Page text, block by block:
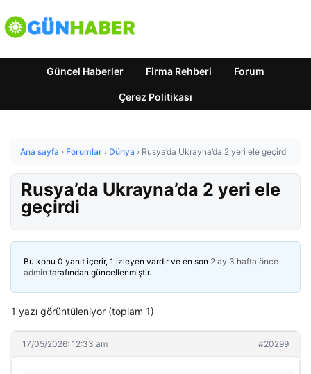
Güncel Haberler Firma Rehberi Forum
Çerez Politikası
Ana sayfa › Forumlar › Dünya › Rusya’da Ukrayna’da 2 yeri ele geçirdi
Rusya’da Ukrayna’da 2 yeri ele
geçirdi
Bu konu 0 yanıt içerir, 1 izleyen vardır ve en son 2 ay 3 hafta önce
admin tarafından güncellenmiştir.
1 yazı görüntüleniyor (toplam 1)
17/05/2026: 12:33 am #20299